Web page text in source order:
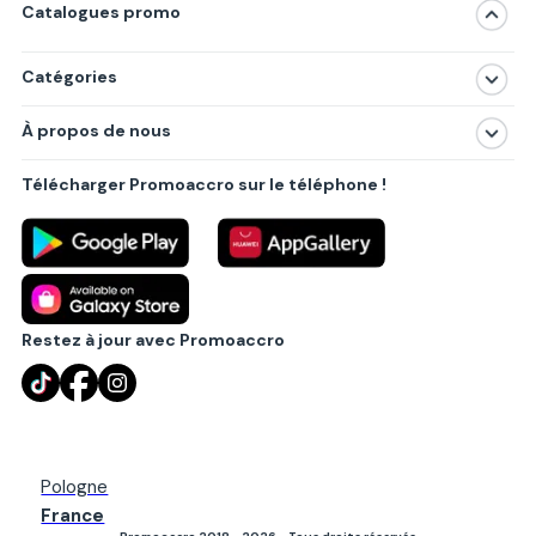
Catalogues promo
Catégories
Produits
Villes principales
À propos de nous
Politique de confidentialité
Règlements
Partenariat B2B
Blog
Contact
Télécharger Promoaccro sur le téléphone !
Restez à jour avec Promoaccro
Pologne
France